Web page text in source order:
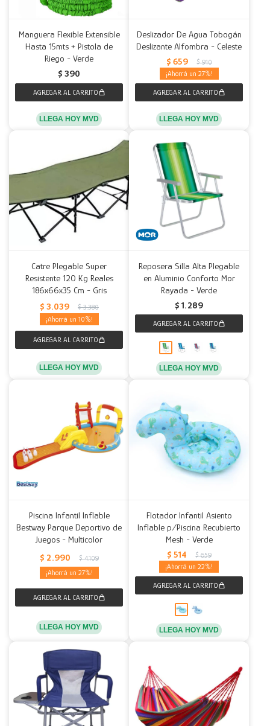
Manguera Flexible Extensible
Hasta 15mts + Pistola de
Riego - Verde
$ 390
LLEGA HOY MVD
Deslizador De Agua Tobogán
Deslizante Alfombra - Celeste
$ 659 $ 910
27
LLEGA HOY MVD
Catre Plegable Super
Resistente 120 Kg Reales
186x66x35 Cm - Gris
$ 3.039 $ 3.380
10
LLEGA HOY MVD
Reposera Silla Alta Plegable
en Aluminio Conforto Mor
Rayada - Verde
$ 1.289
LLEGA HOY MVD
Piscina Infantil Inflable
Bestway Parque Deportivo de
Juegos - Multicolor
$ 2.990 $ 4.109
27
LLEGA HOY MVD
Flotador Infantil Asiento
Inflable p/Piscina Recubierto
Mesh - Verde
$ 514 $ 659
22
LLEGA HOY MVD